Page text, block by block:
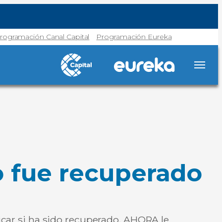
Canal Capital Programación Eureka
fue recuperado
si ha sido recuperado. AHORA le